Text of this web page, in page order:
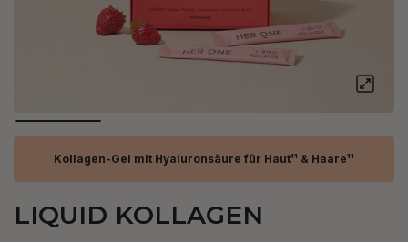
Kollagen-Gel mit Hyaluronsäure für Haut¹¹ & Haare¹¹
LIQUID KOLLAGEN